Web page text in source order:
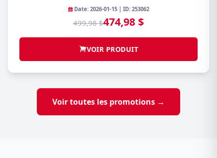
Date: 2026-01-15 | ID: 253062
499,98 $474,98 $
VOIR PRODUIT
Voir toutes les promotions →